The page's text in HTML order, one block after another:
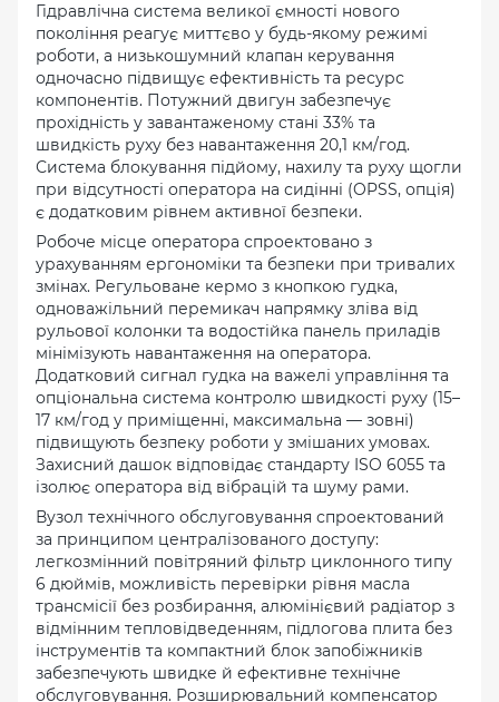
Гідравлічна система великої ємності нового
покоління реагує миттєво у будь-якому режимі
роботи, а низькошумний клапан керування
одночасно підвищує ефективність та ресурс
компонентів. Потужний двигун забезпечує
прохідність у завантаженому стані 33% та
швидкість руху без навантаження 20,1 км/год.
Система блокування підйому, нахилу та руху щогли
при відсутності оператора на сидінні (OPSS, опція)
є додатковим рівнем активної безпеки.
Робоче місце оператора спроектовано з
урахуванням ергономіки та безпеки при тривалих
змінах. Регульоване кермо з кнопкою гудка,
одноважільний перемикач напрямку зліва від
рульової колонки та водостійка панель приладів
мінімізують навантаження на оператора.
Додатковий сигнал гудка на важелі управління та
опціональна система контролю швидкості руху (15–
17 км/год у приміщенні, максимальна — зовні)
підвищують безпеку роботи у змішаних умовах.
Захисний дашок відповідає стандарту ISO 6055 та
ізолює оператора від вібрацій та шуму рами.
Вузол технічного обслуговування спроектований
за принципом централізованого доступу:
легкозмінний повітряний фільтр циклонного типу
6 дюймів, можливість перевірки рівня масла
трансмісії без розбирання, алюмінієвий радіатор з
відмінним тепловідведенням, підлогова плита без
інструментів та компактний блок запобіжників
забезпечують швидке й ефективне технічне
обслуговування. Розширювальний компенсатор